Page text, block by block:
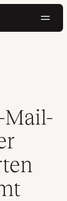
einer
Mail-